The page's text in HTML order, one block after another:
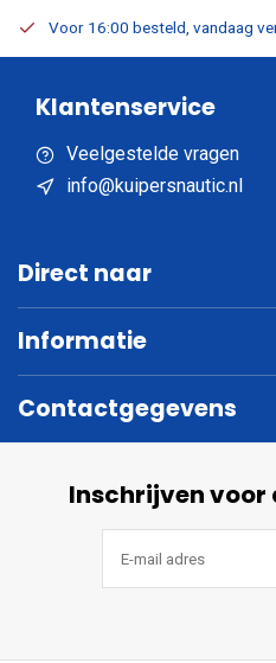
Voor 16:00 besteld, vandaag
Klantenservice
Veelgestelde vragen
info@kuipersnautic.nl
Direct naar
Informatie
Contactgegevens
Inschrijven voor